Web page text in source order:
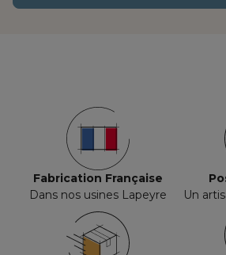
Fabrication Française
Dans nos usines Lapeyre
Un